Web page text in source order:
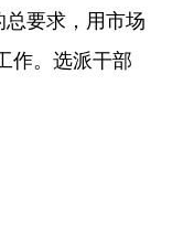
要求，用市场
作。选派干部